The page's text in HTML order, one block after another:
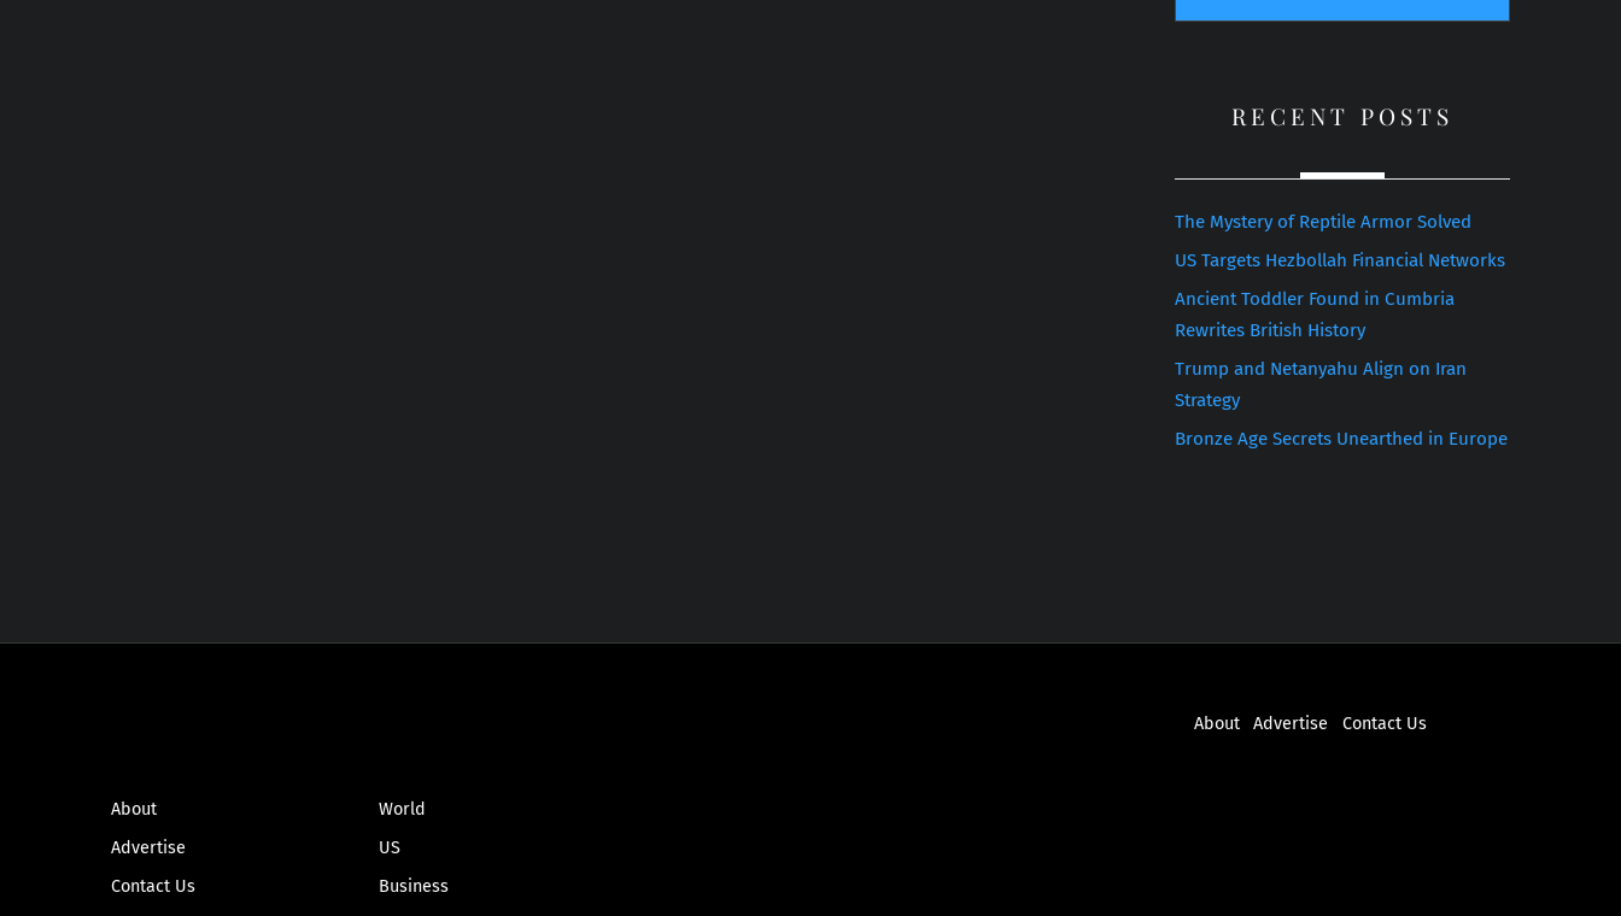
RECENT POSTS
The Mystery of Reptile Armor Solved
US Targets Hezbollah Financial Networks
Ancient Toddler Found in Cumbria
Rewrites British History
Trump and Netanyahu Align on Iran
Strategy
Bronze Age Secrets Unearthed in Europe
About Advertise
Contact Us
About
Advertise
Contact Us
World
US
Business